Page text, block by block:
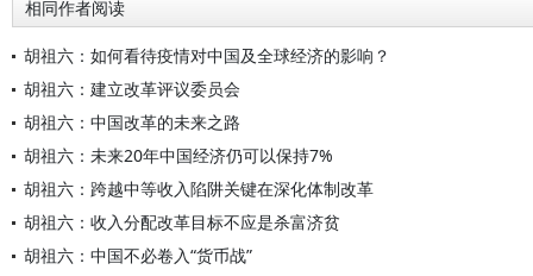
相同作者阅读
胡祖六：如何看待疫情对中国及全球经济的影响？
胡祖六：建立改革评议委员会
胡祖六：中国改革的未来之路
胡祖六：未来20年中国经济仍可以保持7%
胡祖六：跨越中等收入陷阱关键在深化体制改革
胡祖六：收入分配改革目标不应是杀富济贫
胡祖六：中国不必卷入“货币战”